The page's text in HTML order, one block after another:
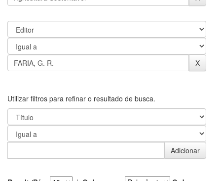
Utilizar filtros para refinar o resultado de busca.